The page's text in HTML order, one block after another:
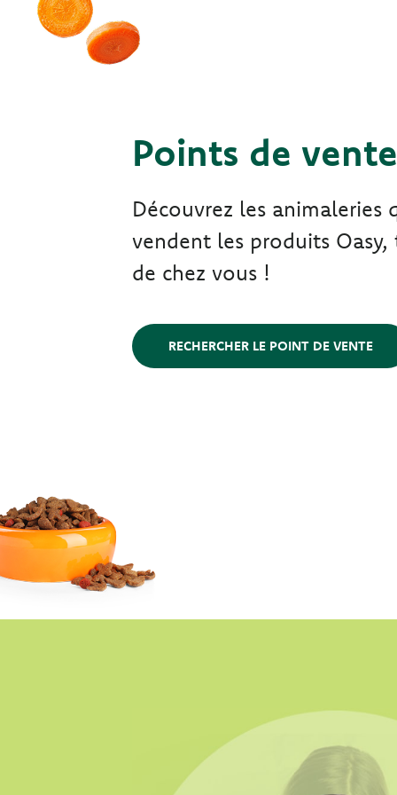
Points de
Découvrez les animaleries
vendent les produits
de chez vous !
RECHERCHER LE POINT DE VENTE